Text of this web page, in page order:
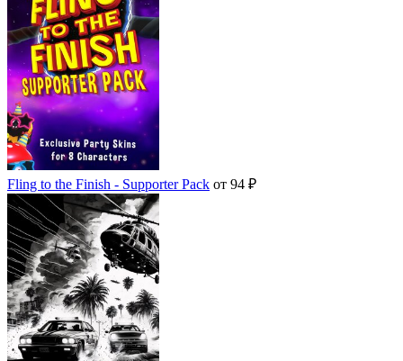
нет в наличии
нет в наличии
Fling to the Finish - Supporter Pack от 94 ₽